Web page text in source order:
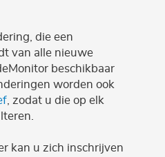
die een
van alle nieuwe
beschikbaar
worden ook
, zodat u die op elk
kan u zich inschrijven